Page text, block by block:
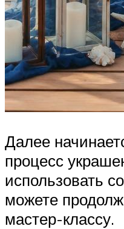
Далее
процесс
использовать
можете
мастер-классу.